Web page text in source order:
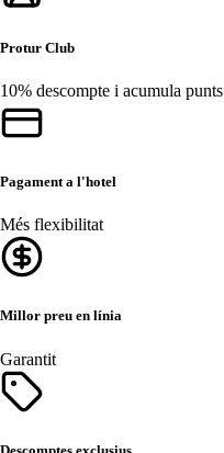
Protur Club
10% descompte i acumula punts
Pagament a l'hotel
Més flexibilitat
Millor preu en línia
Garantit